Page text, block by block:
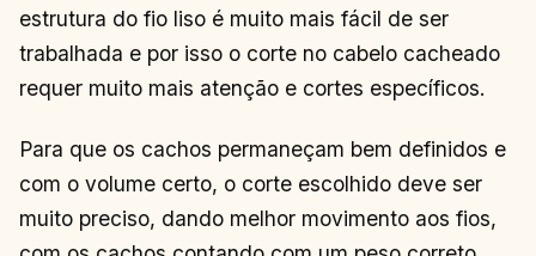
estrutura do fio liso é muito mais fácil de ser
trabalhada e por isso o corte no cabelo cacheado
requer muito mais atenção e cortes específicos.
Para que os cachos permaneçam bem definidos e
com o volume certo, o corte escolhido deve ser
muito preciso, dando melhor movimento aos fios,